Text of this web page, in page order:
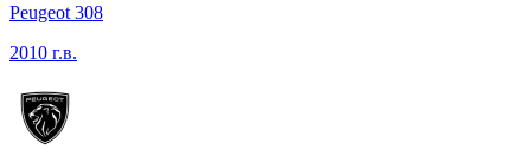
Peugeot 308
2010 г.в.